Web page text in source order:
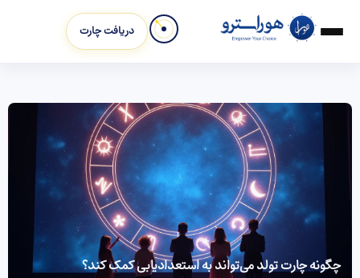
دریافت چارت
چگونه چارت تولد می‌تواند به استعدادیابی کمک کند؟